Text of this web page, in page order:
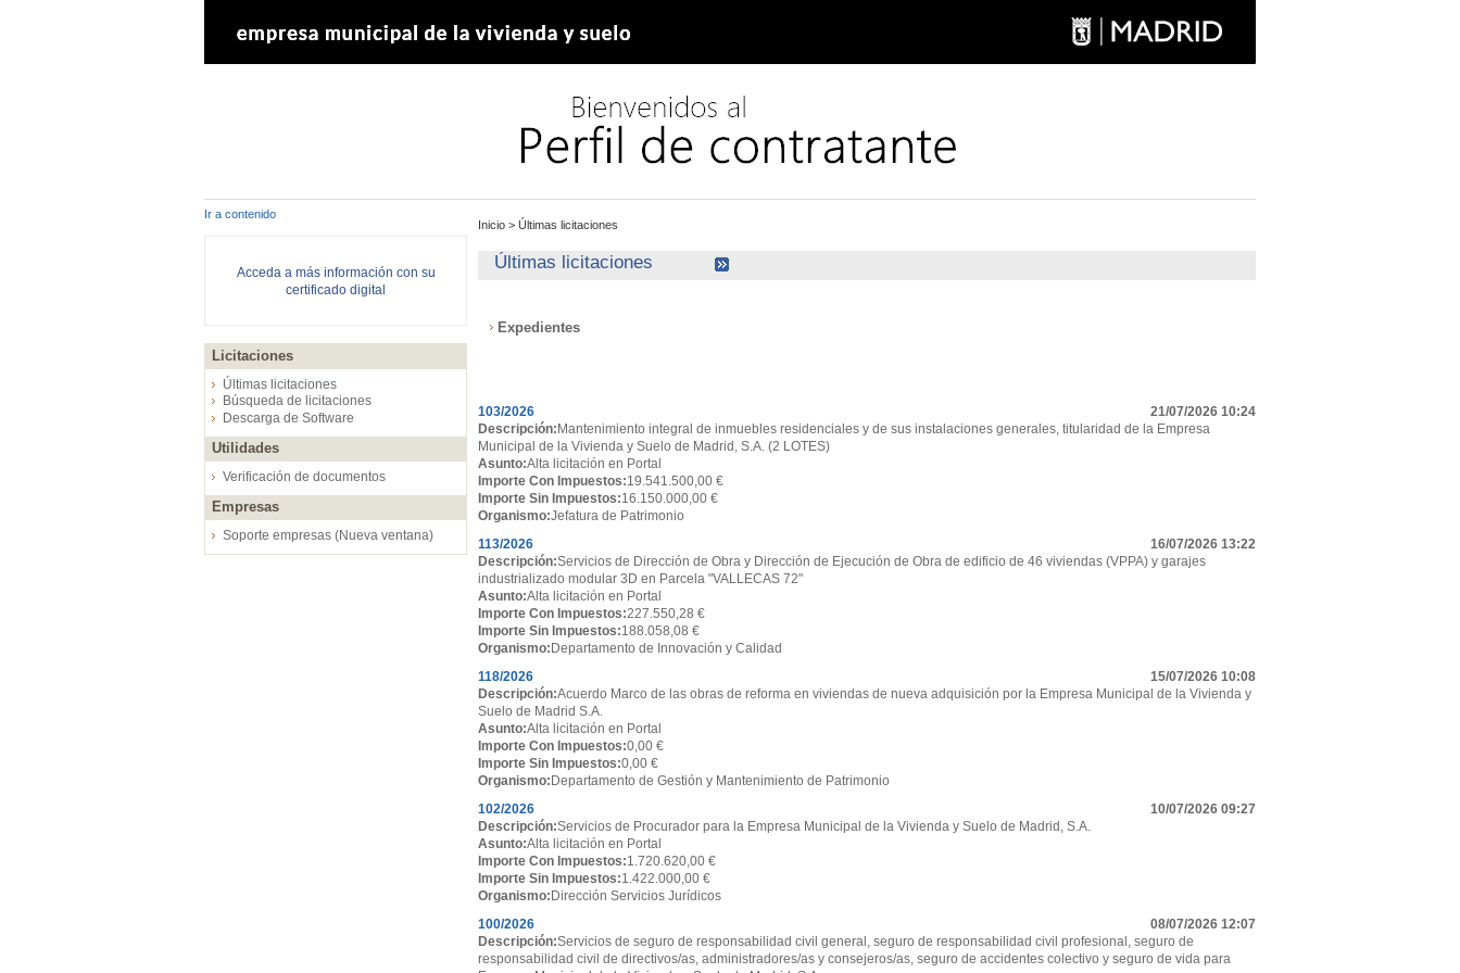
Ir a contenido
Acceda a más información con su
certificado digital
Licitaciones
Últimas licitaciones
Búsqueda de licitaciones
Descarga de Software
Utilidades
Verificación de documentos
Empresas
Soporte empresas (Nueva ventana)
Inicio > Últimas licitaciones
Últimas licitaciones
Expedientes
21/07/2026 10:24
103/2026
Descripción: Mantenimiento integral de inmuebles residenciales y de sus instalaciones generales, titularidad de la Empresa
Municipal de la Vivienda y Suelo de Madrid, S.A. (2 LOTES)
Asunto:Alta licitación en Portal
Importe Con Impuestos:19.541.500,00 €
Importe Sin Impuestos:16.150.000,00 €
Organismo:Jefatura de Patrimonio
16/07/2026 13:22
113/2026
Descripción:Servicios de Dirección de Obra y Dirección de Ejecución de Obra de edificio de 46 viviendas (VPPA) y garajes
industrializado modular 3D en Parcela "VALLECAS 72"
Asunto:Alta licitación en Portal
Importe Con Impuestos:227.550,28 €
Importe Sin Impuestos:188.058,08 €
Organismo: Departamento de Innovación y Calidad
15/07/2026 10:08
118/2026
Descripción:Acuerdo Marco de las obras de reforma en viviendas de nueva adquisición por la Empresa Municipal de la Vivienda y
Suelo de Madrid S.A.
Asunto:Alta licitación en Portal
Importe Con Impuestos:0,00 €
Importe Sin Impuestos:0,00 €
Organismo: Departamento de Gestión y Mantenimiento de Patrimonio
10/07/2026 09:27
102/2026
Descripción:Servicios de Procurador para la Empresa Municipal de la Vivienda y Suelo de Madrid, S.A.
Asunto:Alta licitación en Portal
Importe Con Impuestos:1.720.620,00 €
Importe Sin Impuestos:1.422.000,00 €
Organismo: Dirección Servicios Jurídicos
08/07/2026 12:07
100/2026
Descripción:Servicios de seguro de responsabilidad civil general, seguro de responsabilidad civil profesional, seguro de
responsabilidad civil de directivos/as, administradores/as y consejeros/as, seguro de accidentes colectivo y seguro de vida para